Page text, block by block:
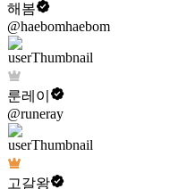
해봄
@haebomhaebom
룬레이
@runeray
고갈왕